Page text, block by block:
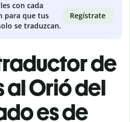
con cada
para que tus
se traduzcan.
Regístrate
de
al Orió del
es de